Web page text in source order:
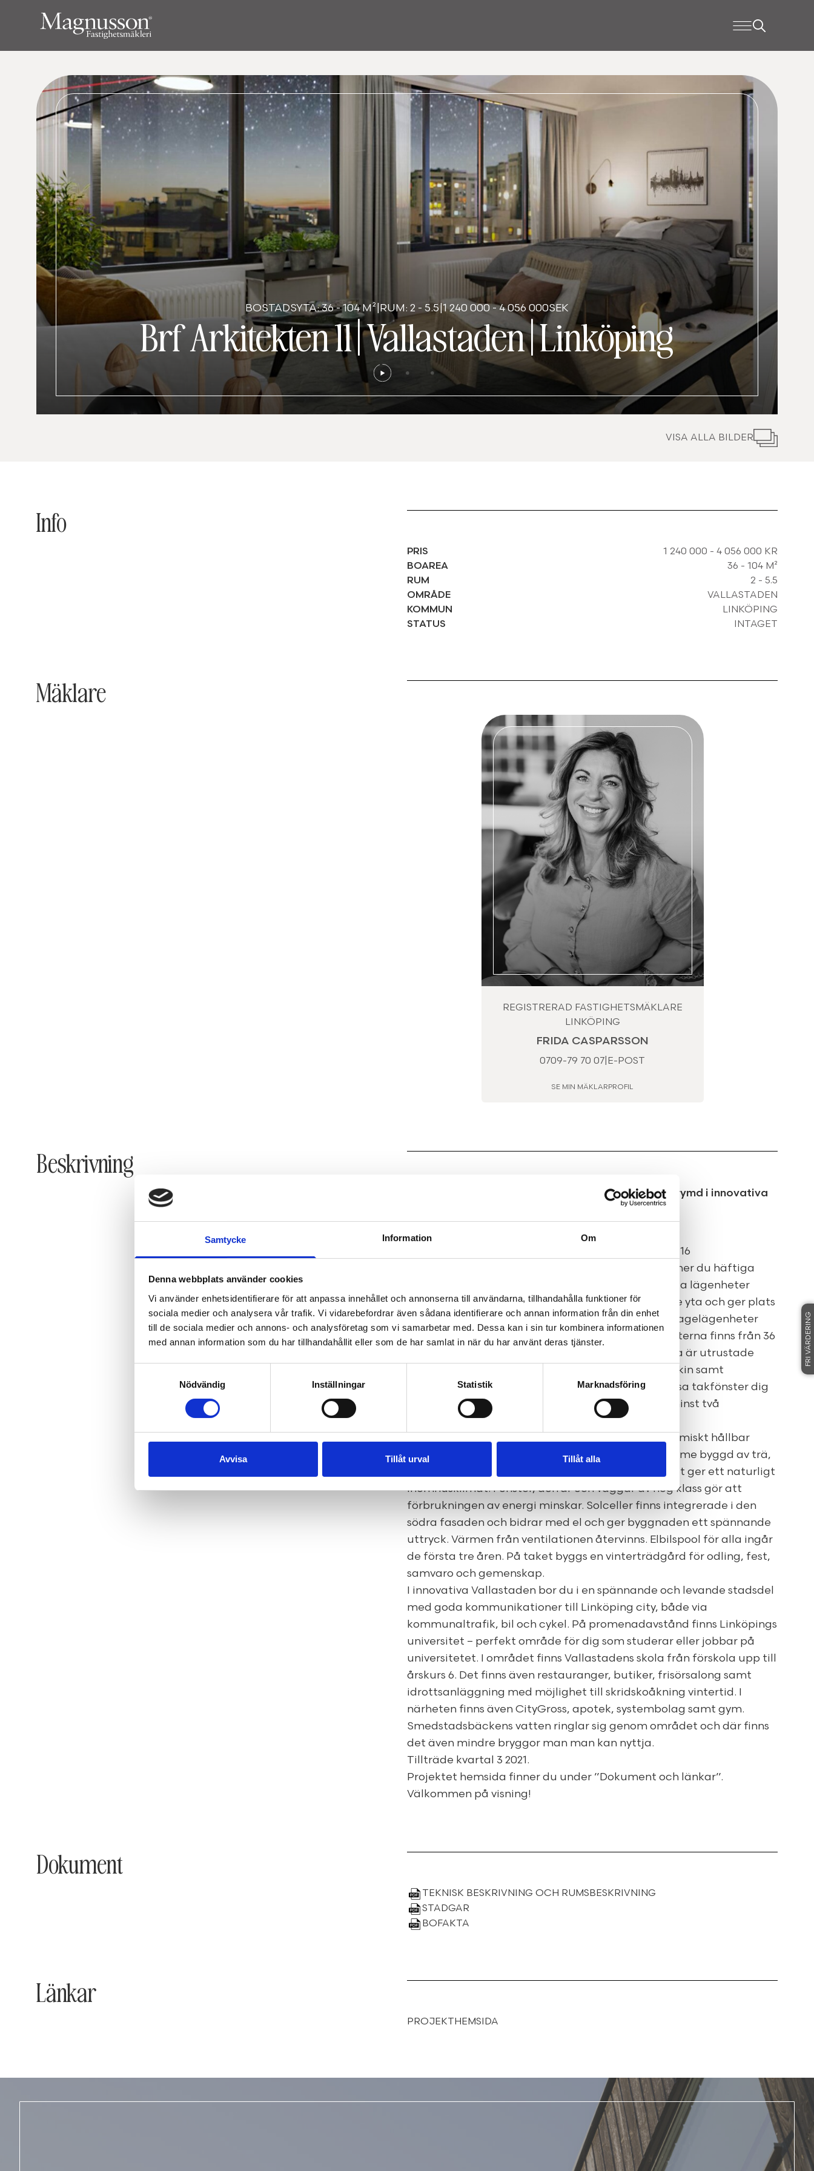
Samtycke Information Om
Denna webbplats använder cookies
Vi använder enhetsidentifierare för att anpassa innehållet och annonserna till användarna, tillhandahålla funktioner för
sociala medier och analysera vår trafik. Vi vidarebefordrar även sådana identifierare och annan information från din enhet
till de sociala medier och annons- och analysföretag som vi samarbetar med. Dessa kan i sin tur kombinera informationen
med annan information som du har tillhandahållit eller som de har samlat in när du har använt deras tjänster.
Nödvändig
Inställningar Statistik Marknadsföring
Avvisa Tillåt urval Tillåt alla
BOSTADSYTA: 36 - 104 M² RUM: 2 - 5.5|1 240 000 - 4 056 000SEK
Brf Arkitekten 11|Vallastaden|Linköping
VISA ALLA BILDER
Info
PRIS 1 240 000 - 4 056 000 KR
BOAREA
36 - 104 M²
RUM
2 - 5.5
OMRÅDE
VALLASTADEN
KOMMUN
LINKÖPING
STATUS
INTAGET
Mäklare
REGISTRERAD FASTIGHETSMÄKLARE
LINKÖPING
FRIDA CASPARSSON
0709-79 70 07 E-POST
SE MIN MÄKLARPROFIL
Beskrivning
Snygga och kvadratsmarta etagelägenheter med rymd i innovativa
Välkommen till Brf Arkitekten 11, här presenterar vi 16
etagelägenheter och en bostadsrättslokal. Här finner du häftiga
lägenheter med rymd och dubbel takhöjd. Samtliga lägenheter
bjuder på smarta planlösningar som utnyttjar varje yta och ger plats
för möten och samvaro. A-Arkitekter har skapat etagelägenheter
som ger ditt boende helt nya upplevelser. Lägenheterna finns från 36
kvadratmeter till 104 kvadratmeter. Även de minsta är utrustade
med fullutrustade och praktiska kök med diskmaskin samt
tvättmaskin. I de översta lägenheterna ger generösa takfönster dig
utsikt mot himlen. Alla lägenheter har fönster åt minst två
väderstreck.
Arkitekten 11 ska vara ekologiskt, socialt och ekonomiskt hållbar
genom ett antal lösningar. Byggnaden har en stomme byggd av trä,
vilket minskar koldioxidpåverkan samtidigt som det ger ett naturligt
inomhusklimat. Fönster, dörrar och väggar av hög klass gör att
förbrukningen av energi minskar. Solceller finns integrerade i den
södra fasaden och bidrar med el och ger byggnaden ett spännande
uttryck. Värmen från ventilationen återvinns. Elbilspool för alla ingår
de första tre åren. På taket byggs en vinterträdgård för odling, fest,
samvaro och gemenskap.
I innovativa Vallastaden bor du i en spännande och levande stadsdel
med goda kommunikationer till Linköping city, både via
kommunaltrafik, bil och cykel. På promenadavstånd finns Linköpings
universitet – perfekt område för dig som studerar eller jobbar på
universitetet. I området finns Vallastadens skola från förskola upp till
årskurs 6. Det finns även restauranger, butiker, frisörsalong samt
idrottsanläggning med möjlighet till skridskoåkning vintertid. I
närheten finns även CityGross, apotek, systembolag samt gym.
Smedstadsbäckens vatten ringlar sig genom området och där finns
det även mindre bryggor man man kan nyttja.
Tillträde kvartal 3 2021.
Projektet hemsida finner du under ”Dokument och länkar”.
Välkommen på visning!
Dokument
TEKNISK BESKRIVNING OCH RUMSBESKRIVNING
STADGAR
BOFAKTA
Länkar
PROJEKTHEMSIDA
FRI VÄRDERING